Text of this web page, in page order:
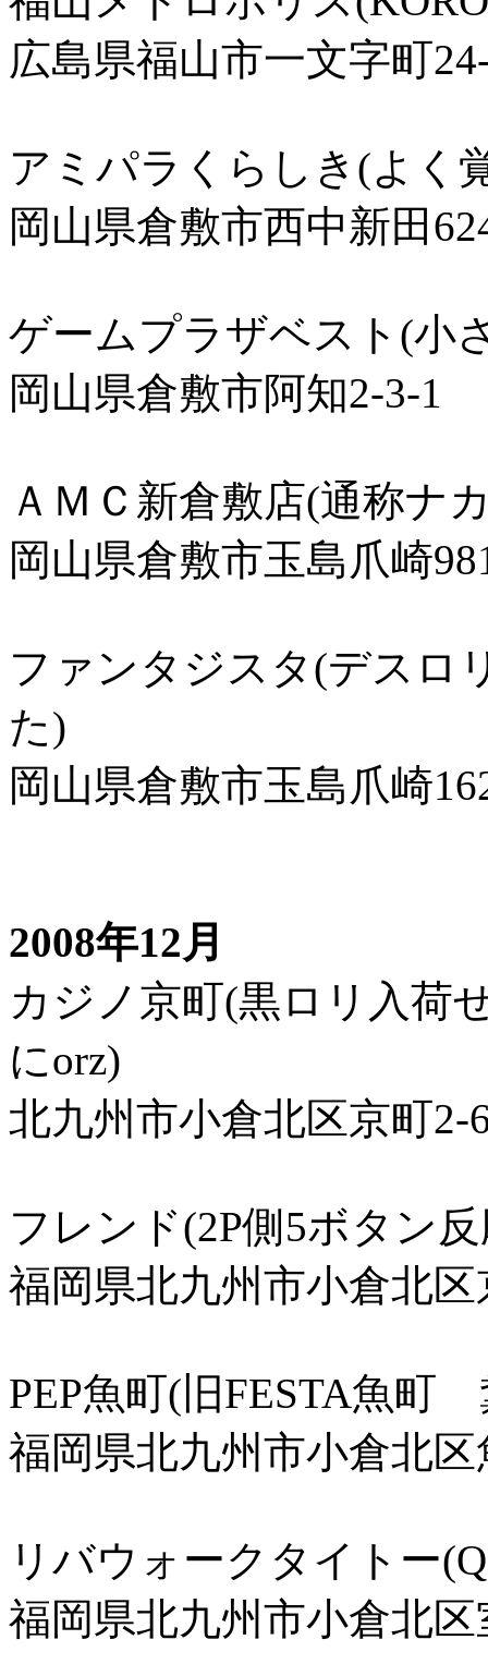
広島県福山市一文字町
アミパラくらしき(よく
岡山県倉敷市西中新田
ゲームプラザベスト(小
岡山県倉敷市阿知2-3-1
ＡＭＣ新倉敷店(通称ナ
岡山県倉敷市玉島爪崎
ファンタジスタ(デスロ
た)
岡山県倉敷市玉島爪崎
2008年12月
カジノ京町(黒ロリ入荷
にorz)
北九州市小倉北区京町2-
フレンド(2P側5ボタン
福岡県北九州市小倉北区
PEP魚町(旧FESTA魚
福岡県北九州市小倉北区
リバウォークタイトー
福岡県北九州市小倉北区